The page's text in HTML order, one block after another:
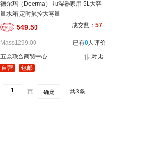
德尔玛（Deerma） 加湿器家用 5L大容
量水箱 定时触控大雾量
549.50 成交数： 57
Mass1299.00 已有0人评价
五众联合商贸中心
对比
自营
包邮
页 确定 共3条